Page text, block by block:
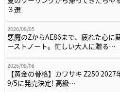
３選
2026/08/05
悪魔のZからAE86まで、疲れた心に
ーストノート。忙しい大人に贈る…
2026/08/06
【黄金の骨格】カワサキ Z250 2027
9/5に発売決定! 高級…